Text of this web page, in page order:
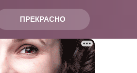
ПРЕКРАСНО